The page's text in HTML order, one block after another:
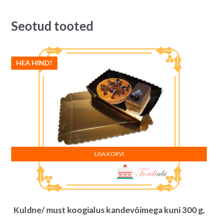
quantity
Seotud tooted
Kuldne/ must koogialus kandevõimega kuni 300 g,
HEA HIND!
LISA KORVI